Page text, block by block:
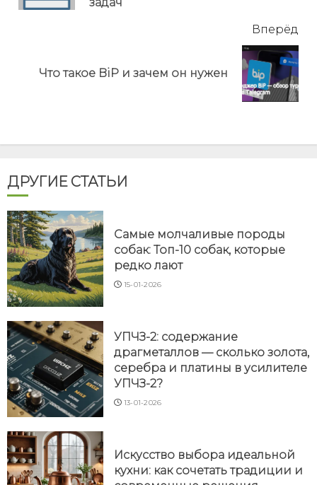
Вперёд
NextЧто такое BiP и зачем он нужен
ДРУГИЕ СТАТЬИ
Самые молчаливые породы
собак: Топ-10 собак, которые
редко лают
15-01-2026
УПЧЗ-2: содержание
драгметаллов — сколько золота,
серебра и платины в усилителе
УПЧЗ-2?
13-01-2026
Искусство выбора идеальной
кухни: как сочетать традиции и